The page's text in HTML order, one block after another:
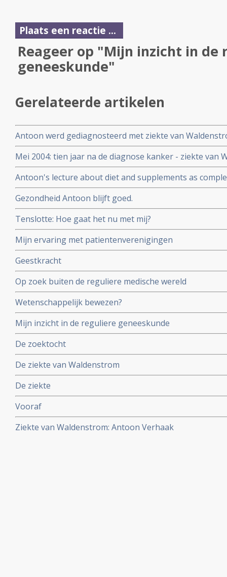
Plaats een reactie ...
Reageer op "Mijn inzicht in de
geneeskunde"
Gerelateerde artikelen
Antoon werd gediagnosteerd met ziekte van
jaar) voelt zich prima ondanks twee keer chemo maar
en het Houtsmullerdieet en leeft een actief leven met
Mei 2004: tien jaar na de diagnose kanker - ziekte van
steeds erg goed met Antoon.
Antoon's lecture about diet and supplements as
Gezondheid Antoon blijft goed.
Tenslotte: Hoe gaat het nu met mij?
Mijn ervaring met patientenverenigingen
Geestkracht
Op zoek buiten de reguliere medische wereld
Wetenschappelijk bewezen?
Mijn inzicht in de reguliere geneeskunde
De zoektocht
De ziekte van Waldenstrom
De ziekte
Vooraf
Ziekte van Waldenstrom: Antoon Verhaak